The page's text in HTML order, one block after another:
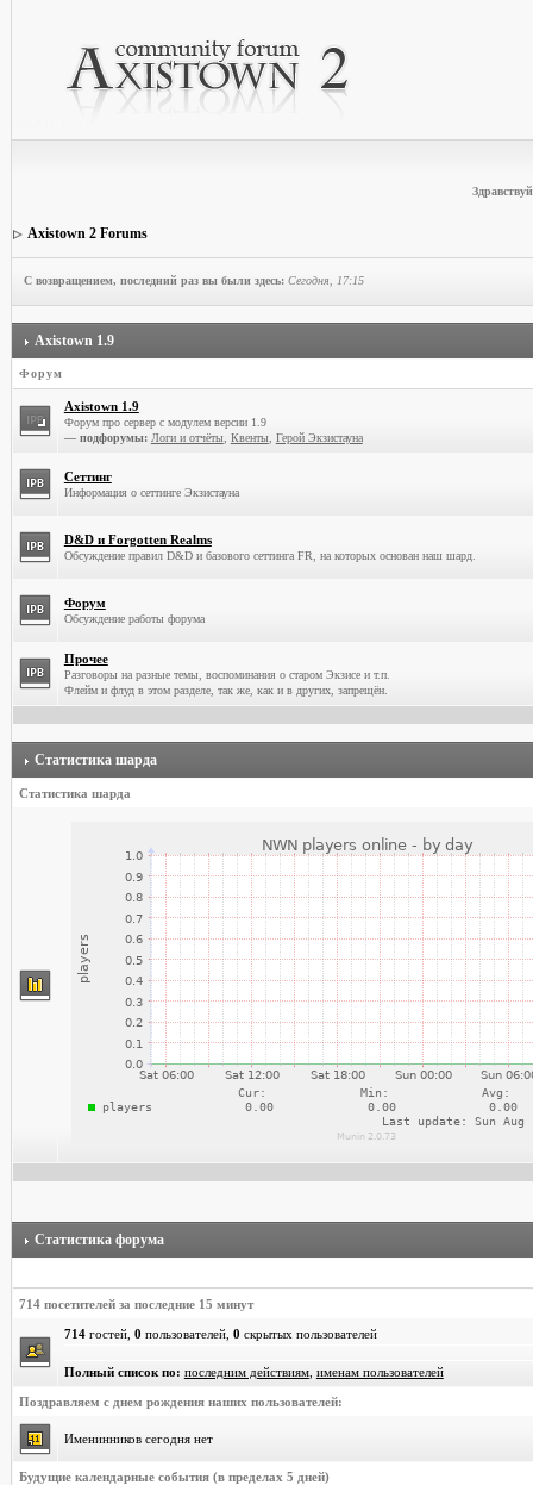
Axistown 2 Forums
С возвращением, последний раз вы были здесь: Сегодня, 17:15
Axistown 1.9
Форум
Axistown 1.9
Форум про сервер с модулем версии 1.9
— подфорумы: Логи и отчёты, Квенты, Герой Экзистауна
Сеттинг
Информация о сеттинге Экзистауна
D&D и Forgotten Realms
Обсуждение правил D&D и базового сеттинга FR, на которых основан наш шард.
Форум
Обсуждение работы форума
Прочее
Разговоры на разные темы, воспоминания о старом Экзисе и т.п.
Флейм и флуд в этом разделе, так же, как и в других, запрещён.
Статистика шарда
Статистика шарда
Статистика форума
714 посетителей за последние 15 минут
714гостей, 0 пользователей, 0 скрытых пользователей
Полный список по: последним действиям, именам пользователей
Поздравляем с днем рождения наших пользователей:
Именинников сегодня нет
Будущие календарные события (в пределах 5 дней)